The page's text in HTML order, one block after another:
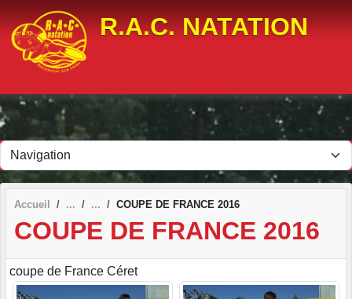
R.A.C. NATATION
Accueil COUPE DE FRANCE 2016
COUPE DE FRANCE 2016
coupe de France Céret
Panneau de gestion des cookies